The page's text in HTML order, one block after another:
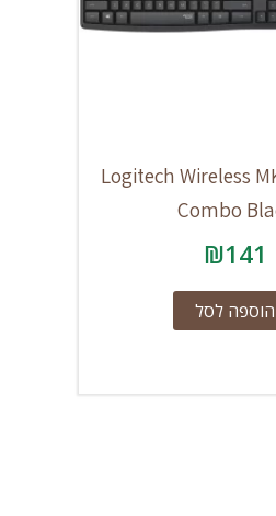
Logitech Wireless
Combo
₪141
הוספה לסל